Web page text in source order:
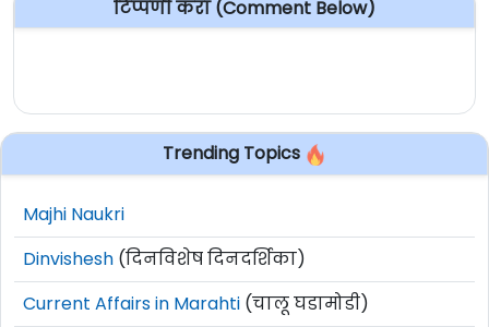
टिप्पणी करा (Comment Below)
Trending Topics
Majhi Naukri
Dinvishesh (दिनविशेष दिनदर्शिका)
Current Affairs in Marahti (चालू घडामोडी)